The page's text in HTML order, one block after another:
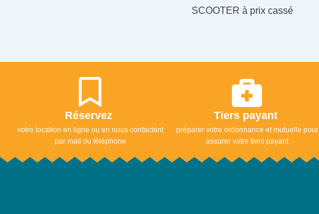
SCOOTER à prix cassé
Réservez
votre location en ligne ou en nous contactant
par mail ou téléphone
Tiers payant
préparer votre ordonnance et mutuelle pour
assurer votre tiers payant